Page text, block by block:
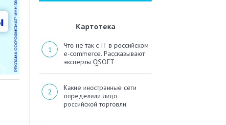
Картотека
Что не так с IT в российском
e-commerce. Рассказывают
эксперты QSOFT
Какие иностранные сети
определили лицо
российской торговли